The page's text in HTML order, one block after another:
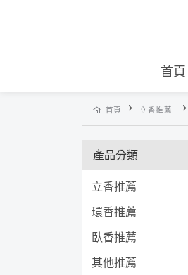
首頁
首頁 立香推薦
產品分類
立香推薦
環香推薦
臥香推薦
其他推薦